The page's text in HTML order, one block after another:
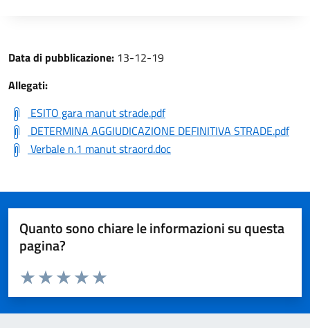
Data di pubblicazione: 13-12-19
Allegati:
ESITO gara manut strade.pdf
DETERMINA AGGIUDICAZIONE DEFINITIVA STRADE.pdf
Verbale n.1 manut straord.doc
Quanto sono chiare le informazioni su questa
pagina?
Valuta da 1 a 5 stelle la pagina
Valuta 5 stelle su 5
Valuta 4 stelle su 5
Valuta 3 stelle su 5
Valuta 2 stelle su 5
Valuta 1 stelle su 5